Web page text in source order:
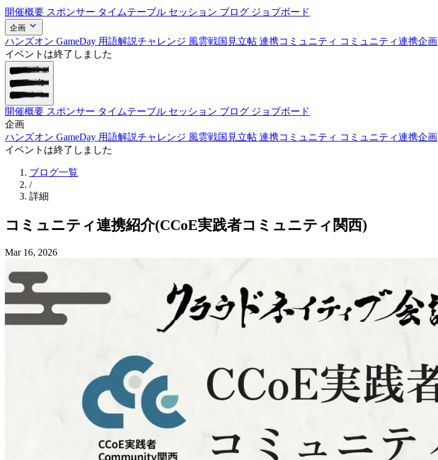
開催概要 スポンサー タイムテーブル セッション ブログ ジョブボード
企画
ハンズオン GameDay 用語解説チャレンジ 風雲戦国見立帖 連携コミュニティ コミュニティ連携企画
イベントは終了しました
開催概要 スポンサー タイムテーブル セッション ブログ ジョブボード
企画
ハンズオン GameDay 用語解説チャレンジ 風雲戦国見立帖 連携コミュニティ コミュニティ連携企画
イベントは終了しました
ブログ一覧
/
詳細
コミュニティ連携紹介(CCoE実践者コミュニティ関西)
Mar 16, 2026